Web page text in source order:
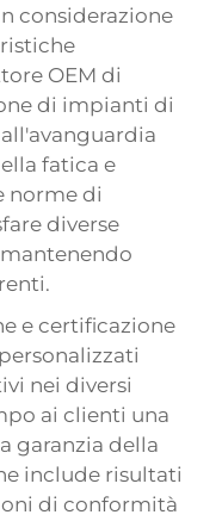
considerazione
OEM di
di impianti di
fatica e
norme di
diverse
e certificazione
nei diversi
ai clienti una
garanzia della
include risultati
di conformità